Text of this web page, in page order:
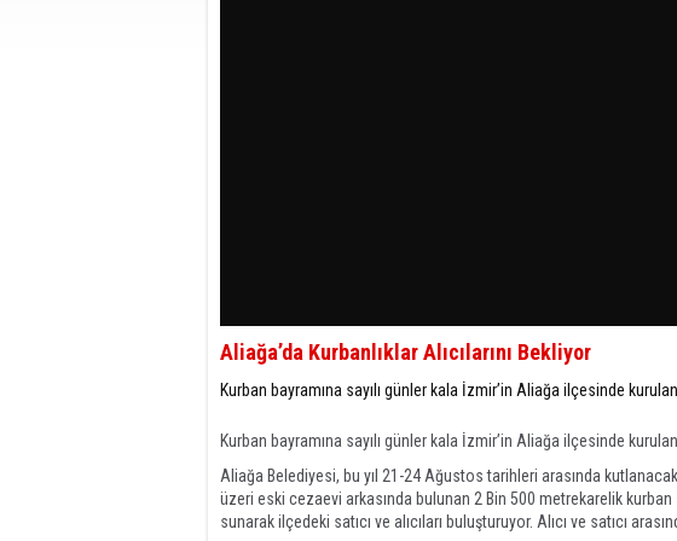
Aliağa’da Kurbanlıklar Alıcılarını Bekliyor
Kurban bayramına sayılı günler kala İzmir’in Aliağa ilçesinde
Kurban bayramına sayılı günler kala İzmir’in Aliağa ilçesinde
Aliağa Belediyesi, bu yıl 21-24 Ağustos tarihleri arasında
üzeri eski cezaevi arkasında bulunan 2 Bin 500 metrekarelik kurban
sunarak ilçedeki satıcı ve alıcıları buluşturuyor. Alıcı ve satıcı